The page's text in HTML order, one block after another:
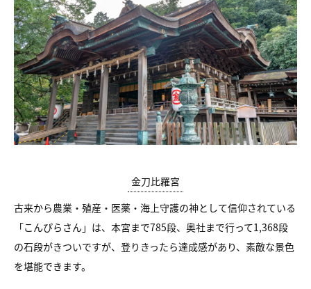
金刀比羅宮
古来から農業・殖産・医薬・海上守護の神として信仰されている
「こんぴらさん」は、本宮まで785段、奥社まで行って1,368段
の石段がきついですが、登りきったら達成感があり、素敵な景色
を堪能できます。